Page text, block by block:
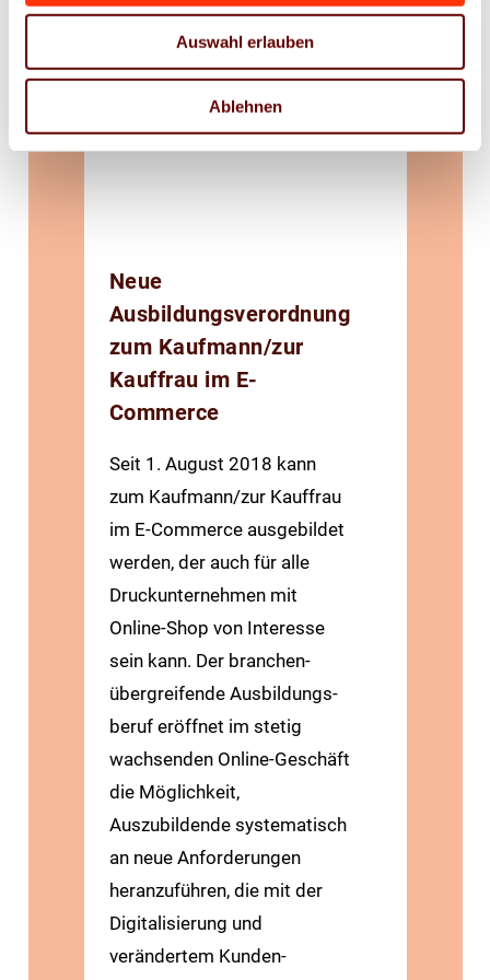
Auswahl erlauben
Ablehnen
Verordnungen,
Ausbildungsrahmenpläne
, Zeugniserläuterungen
und Rahmenlehrpläne
Neue
Ausbildungsverordnung
zum Kaufmann/zur
Kauffrau im E-
Commerce
Seit 1. August 2018 kann
zum Kaufmann/zur Kauffrau
im E-Commerce ausgebildet
werden, der auch für alle
Druck­unternehmen mit
Online-Shop von Interesse
sein kann. Der branchen­
übergreifende Ausbildungs­
beruf eröffnet im stetig
wachsenden Online-Geschäft
die Möglichkeit,
Auszubildende systematisch
an neue Anforderungen
heran­zuführen, die mit der
Digitalisierung und
verändertem Kunden­